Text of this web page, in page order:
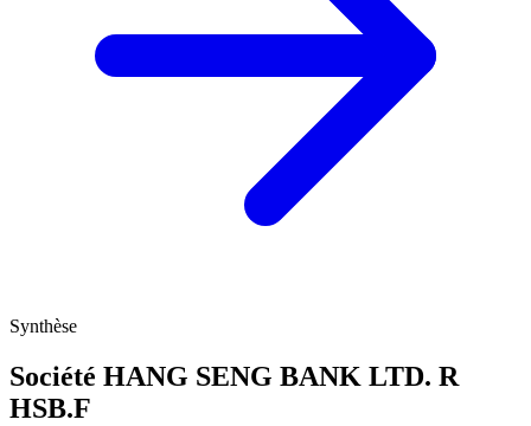
Synthèse
Société HANG SENG BANK LTD. R
HSB.F